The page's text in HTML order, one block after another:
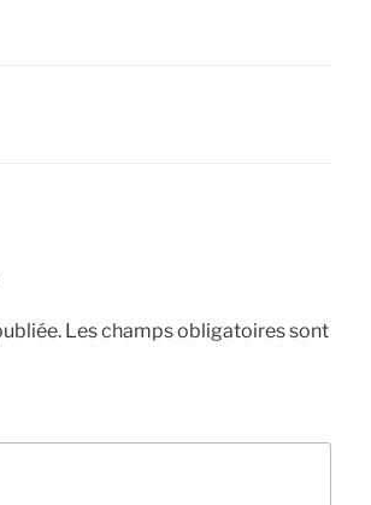
Les champs obligatoires sont